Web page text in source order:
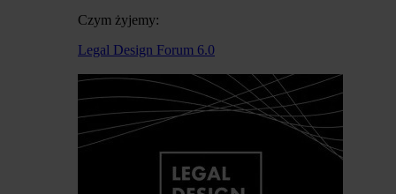
Czym żyjemy:
Legal Design Forum 6.0